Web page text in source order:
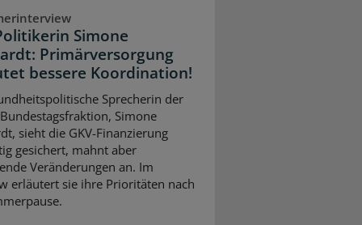
Simone
Primärversorgung
bessere Koordination!
Sprecherin der
Simone
sieht die GKV-Finanzierung
gesichert, mahnt aber
Veränderungen an. Im
erläutert sie ihre Prioritäten nach